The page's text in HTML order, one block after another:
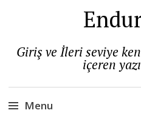
Giriş ve İleri seviye
içeren
Menu